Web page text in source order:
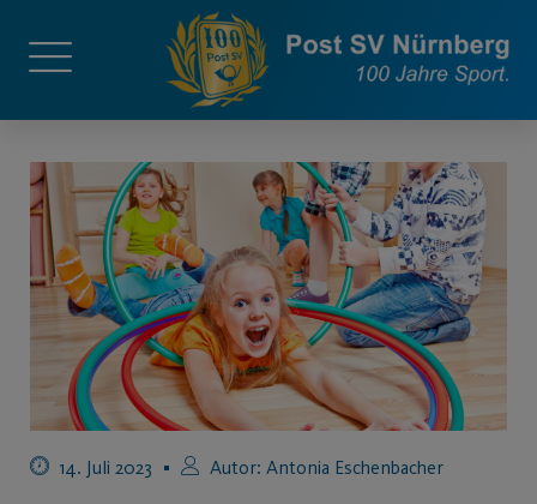
14. Juli 2023 Autor: Antonia Eschenbacher